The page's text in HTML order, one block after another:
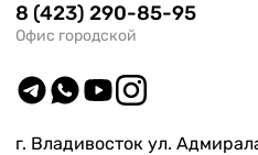
8 (423) 290-85-95
Офис городской
г. Владивосток ул.